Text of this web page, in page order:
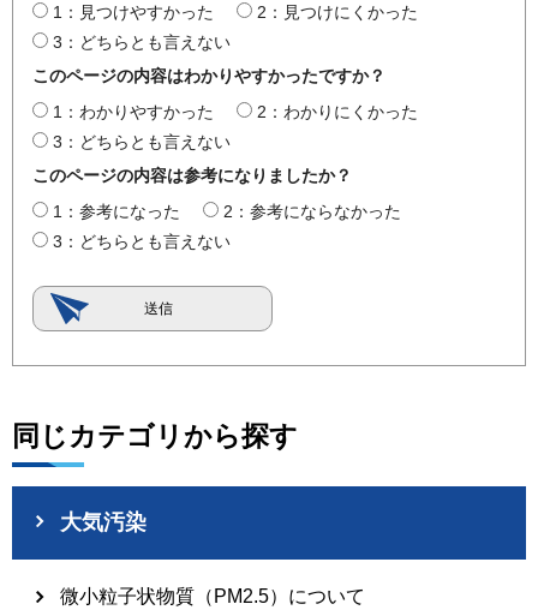
1：見つけやすかった
2：見つけにくかった
3：どちらとも言えない
このページの内容はわかりやすかったですか？
1：わかりやすかった
2：わかりにくかった
3：どちらとも言えない
このページの内容は参考になりましたか？
1：参考になった
2：参考にならなかった
3：どちらとも言えない
同じカテゴリから探す
大気汚染
微小粒子状物質（PM2.5）について